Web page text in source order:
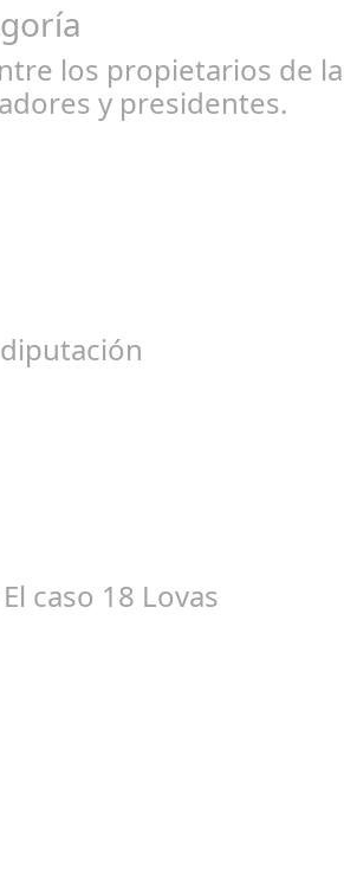
los propietarios de
y presidentes.
caso 18 Lovas